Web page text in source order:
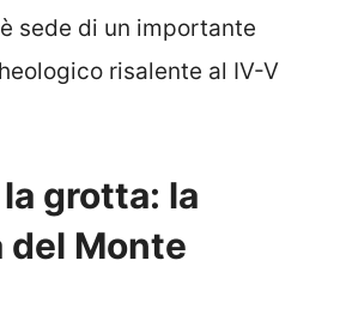
sede di un importante
risalente al IV-V
grotta: la
del Monte